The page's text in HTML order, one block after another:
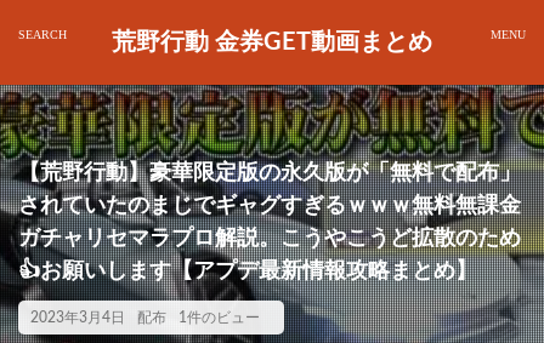
荒野行動 金券GET動画まとめ
【荒野行動】豪華限定版の永久版が「無料で配布」
されていたのまじでギャグすぎるｗｗｗ無料無課金
ガチャリセマラプロ解説。こうやこうど拡散のため
👍お願いします【アプデ最新情報攻略まとめ】
2023年3月4日 配布 1件のビュー